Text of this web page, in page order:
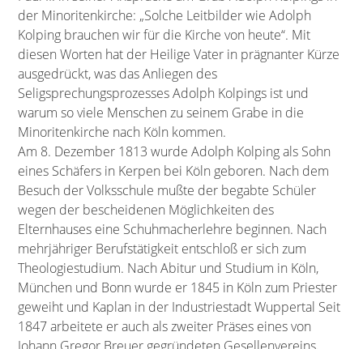
der Minoritenkirche: „Solche Leitbilder wie Adolph
Kolping brauchen wir für die Kirche von heute“. Mit
diesen Worten hat der Heilige Vater in prägnanter Kürze
ausgedrückt, was das Anliegen des
Seligsprechungsprozesses Adolph Kolpings ist und
warum so viele Menschen zu seinem Grabe in die
Minoritenkirche nach Köln kommen.
Am 8. Dezember 1813 wurde Adolph Kolping als Sohn
eines Schäfers in Kerpen bei Köln geboren. Nach dem
Besuch der Volksschule mußte der begabte Schüler
wegen der bescheidenen Möglichkeiten des
Elternhauses eine Schuhmacherlehre beginnen. Nach
mehrjähriger Berufstätigkeit entschloß er sich zum
Theologiestudium. Nach Abitur und Studium in Köln,
München und Bonn wurde er 1845 in Köln zum Priester
geweiht und Kaplan in der Industriestadt Wuppertal Seit
1847 arbeitete er auch als zweiter Präses eines von